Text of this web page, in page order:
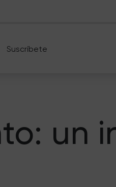
Suscríbete
un